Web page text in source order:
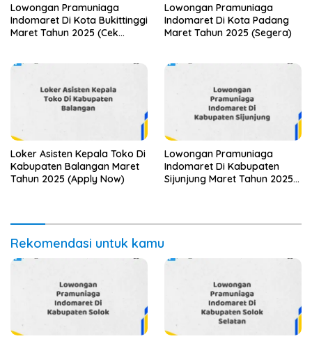
Lowongan Pramuniaga
Indomaret Di Kota Bukittinggi
Maret Tahun 2025 (Cek
Lowongan Pramuniaga
Indomaret Di Kota Padang
Maret Tahun 2025 (Segera)
Loker Asisten Kepala Toko Di
Kabupaten Balangan Maret
Tahun 2025 (Apply Now)
Lowongan Pramuniaga
Indomaret Di Kabupaten
Sijunjung Maret Tahun 2025
Rekomendasi untuk kamu